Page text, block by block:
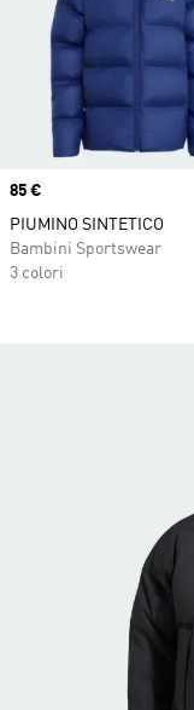
Price
85 €
PIUMINO SINTETICO
Bambini Sportswear
3 colori